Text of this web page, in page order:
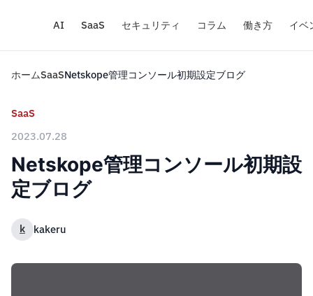
AI SaaS セキュリティ コラム 働き方 イベ
ホームSaaSNetskope管理コンソール初期設定ブログ
SaaS
2023.07.28
Netskope管理コンソール初期設
定ブログ
k kakeru